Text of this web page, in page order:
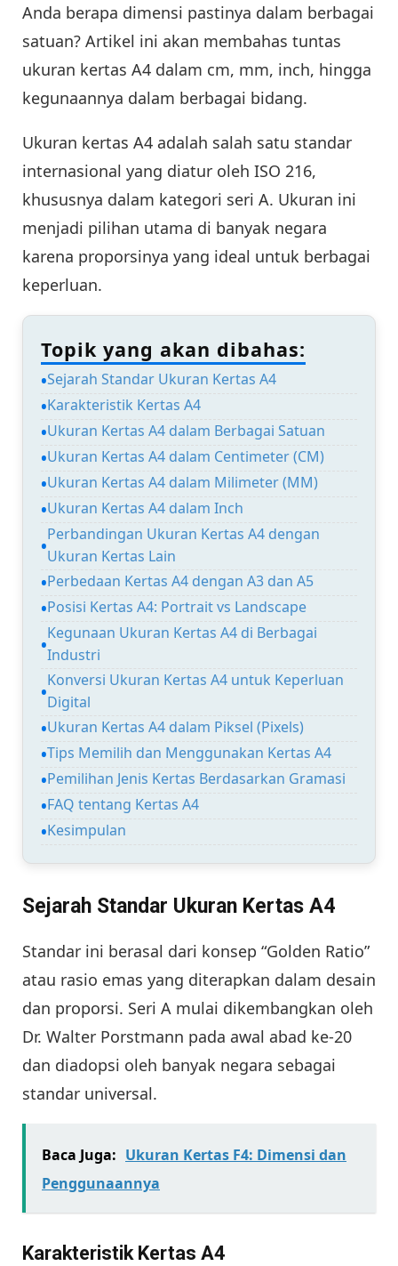
Anda berapa dimensi pastinya dalam berbagai
satuan? Artikel ini akan membahas tuntas
ukuran kertas A4 dalam cm, mm, inch, hingga
kegunaannya dalam berbagai bidang.
Ukuran kertas A4 adalah salah satu standar
internasional yang diatur oleh ISO 216,
khususnya dalam kategori seri A. Ukuran ini
menjadi pilihan utama di banyak negara
karena proporsinya yang ideal untuk berbagai
keperluan.
Topik yang akan dibahas:
Sejarah Standar Ukuran Kertas A4
Karakteristik Kertas A4
Ukuran Kertas A4 dalam Berbagai Satuan
Ukuran Kertas A4 dalam Centimeter (CM)
Ukuran Kertas A4 dalam Milimeter (MM)
Ukuran Kertas A4 dalam Inch
Perbandingan Ukuran Kertas A4 dengan
Ukuran Kertas Lain
Perbedaan Kertas A4 dengan A3 dan A5
Posisi Kertas A4: Portrait vs Landscape
Kegunaan Ukuran Kertas A4 di Berbagai
Industri
Konversi Ukuran Kertas A4 untuk Keperluan
Digital
Ukuran Kertas A4 dalam Piksel (Pixels)
Tips Memilih dan Menggunakan Kertas A4
Pemilihan Jenis Kertas Berdasarkan Gramasi
FAQ tentang Kertas A4
Kesimpulan
Sejarah Standar Ukuran Kertas A4
Standar ini berasal dari konsep “Golden Ratio”
atau rasio emas yang diterapkan dalam desain
dan proporsi. Seri A mulai dikembangkan oleh
Dr. Walter Porstmann pada awal abad ke-20
dan diadopsi oleh banyak negara sebagai
standar universal.
Baca Juga: Ukuran Kertas F4: Dimensi dan
Penggunaannya
Karakteristik Kertas A4